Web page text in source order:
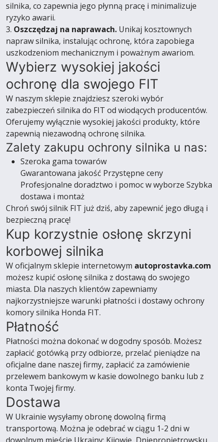
silnika, co zapewnia jego płynną pracę i minimalizuje
ryzyko awarii.
3. Oszczędzaj na naprawach. Unikaj kosztownych
napraw silnika, instalując ochronę, która zapobiega
uszkodzeniom mechanicznym i poważnym awariom.
Wybierz wysokiej jakości
ochronę dla swojego FIT
W naszym sklepie znajdziesz szeroki wybór
zabezpieczeń silnika do FIT od wiodących producentów.
Oferujemy wyłącznie wysokiej jakości produkty, które
zapewnią niezawodną ochronę silnika.
Zalety zakupu ochrony silnika u nas:
Szeroka gama towarów
Gwarantowana jakość Przystępne ceny
Profesjonalne doradztwo i pomoc w wyborze Szybka
dostawa i montaż
Chroń swój silnik FIT już dziś, aby zapewnić jego długą i
bezpieczną pracę!
Kup korzystnie osłonę skrzyni
korbowej silnika
W oficjalnym sklepie internetowym autoprostavka.com
możesz kupić osłonę silnika z dostawą do swojego
miasta. Dla naszych klientów zapewniamy
najkorzystniejsze warunki płatności i dostawy ochrony
komory silnika Honda FIT.
Płatność
Płatności można dokonać w dogodny sposób. Możesz
zapłacić gotówką przy odbiorze, przelać pieniądze na
oficjalne dane naszej firmy, zapłacić za zamówienie
przelewem bankowym w kasie dowolnego banku lub z
konta Twojej firmy.
Dostawa
W Ukrainie wysyłamy obronę dowolną firmą
transportową. Można je odebrać w ciągu 1-2 dni w